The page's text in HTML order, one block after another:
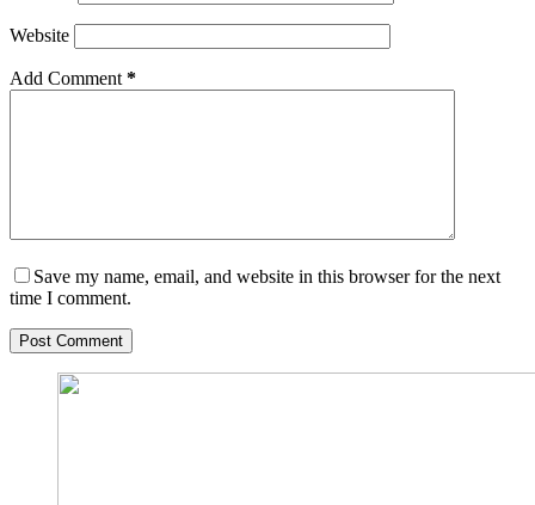
Website
Add Comment *
Save my name, email, and website in this browser for the next
time I comment.
Post Comment